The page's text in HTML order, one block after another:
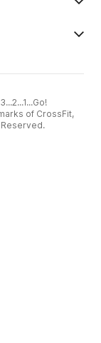
of CrossFit,
Reserved.